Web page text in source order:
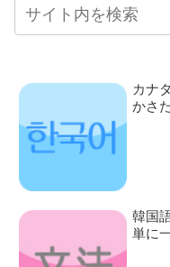
カナ
かさ
韓国
単に